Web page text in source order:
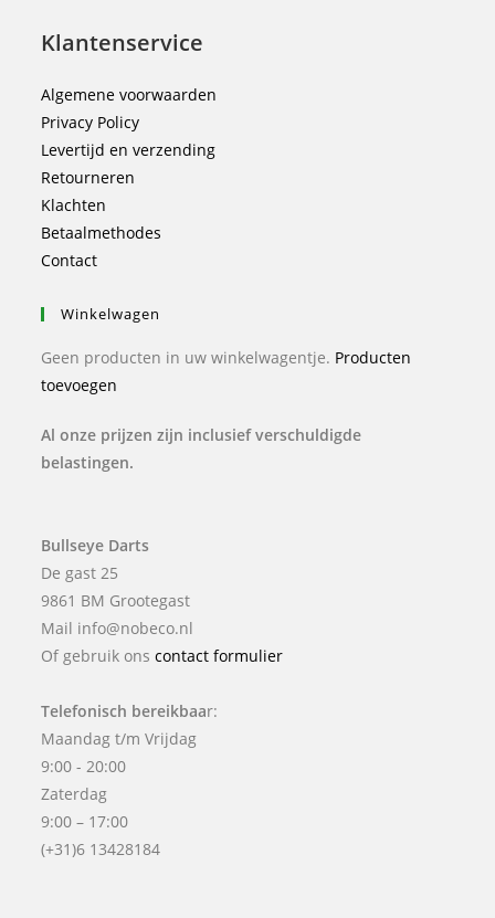
Klantenservice
Algemene voorwaarden
Privacy Policy
Levertijd en verzending
Retourneren
Klachten
Betaalmethodes
Contact
Winkelwagen
Geen producten in uw winkelwagentje. Producten
toevoegen
Al onze prijzen zijn inclusief verschuldigde
belastingen.
Bullseye Darts
De gast 25
9861 BM Grootegast
Mail info@nobeco.nl
Of gebruik onscontact formulier
Telefonisch bereikbaar:
Maandag t/m Vrijdag
9:00 - 20:00
Zaterdag
9:00 – 17:00
(+31)6 13428184